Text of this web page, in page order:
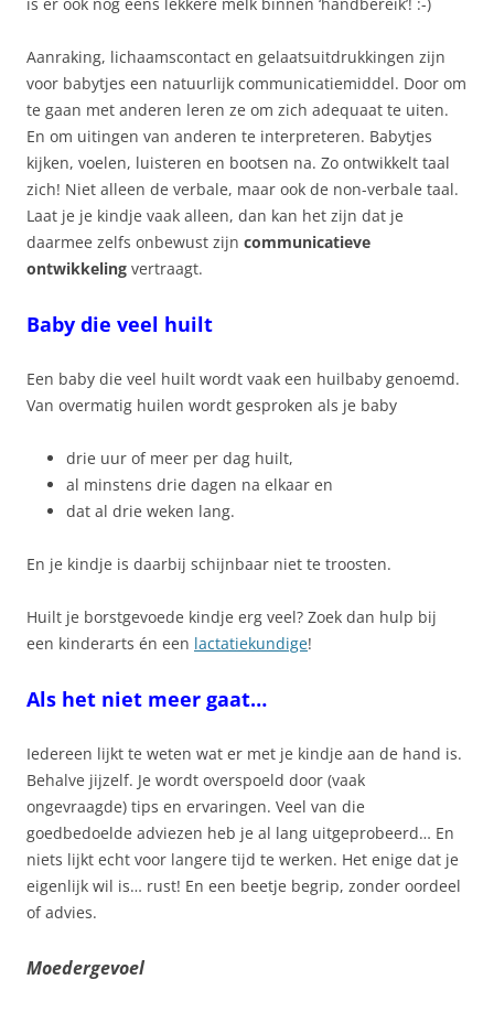
Aanraking, lichaamscontact en gelaatsuitdrukkingen zijn
voor babytjes een natuurlijk communicatiemiddel. Door om
te gaan met anderen leren ze om zich adequaat te uiten.
En om uitingen van anderen te interpreteren. Babytjes
kijken, voelen, luisteren en bootsen na. Zo ontwikkelt taal
zich! Niet alleen de verbale, maar ook de non-verbale taal.
Laat je je kindje vaak alleen, dan kan het zijn dat je
daarmee zelfs onbewust zijn communicatieve
ontwikkeling vertraagt.
Baby die veel huilt
Een baby die veel huilt wordt vaak een huilbaby genoemd.
Van overmatig huilen wordt gesproken als je baby
drie uur of meer per dag huilt,
al minstens drie dagen na elkaar en
dat al drie weken lang.
En je kindje is daarbij schijnbaar niet te troosten.
Huilt je borstgevoede kindje erg veel? Zoek dan hulp bij
een kinderarts én een lactatiekundige!
Als het niet meer gaat…
Iedereen lijkt te weten wat er met je kindje aan de hand is.
Behalve jijzelf. Je wordt overspoeld door (vaak
ongevraagde) tips en ervaringen. Veel van die
goedbedoelde adviezen heb je al lang uitgeprobeerd… En
niets lijkt echt voor langere tijd te werken. Het enige dat je
eigenlijk wil is… rust! En een beetje begrip, zonder oordeel
of advies.
Moedergevoel